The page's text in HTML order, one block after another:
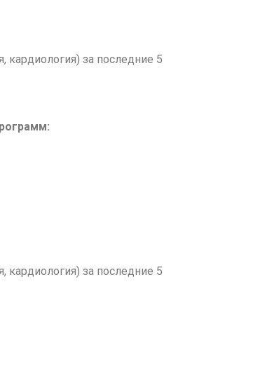
кардиология) за последние 5
кардиология) за последние 5